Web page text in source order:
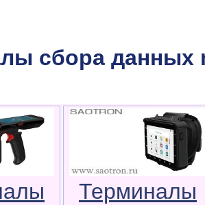
сбора данных
Терминалы